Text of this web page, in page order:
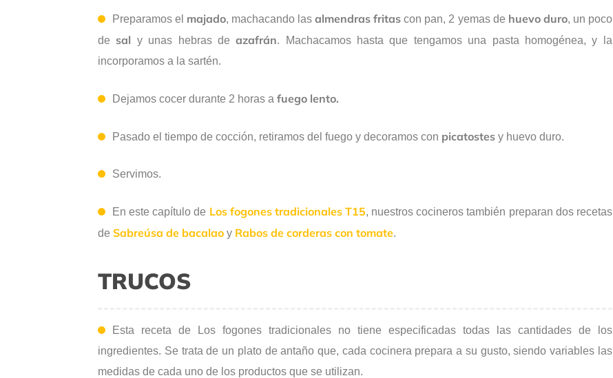
Preparamos el majado, machacando las almendras fritas con pan, 2 yemas de huevo duro, un poco
de sal y unas hebras deazafrán. Machacamos hasta que tengamos una pasta homogénea, y la
incorporamos a la sartén.
Dejamos cocer durante 2 horas a fuego lento.
Pasado el tiempo de cocción, retiramos del fuego y decoramos con picatostes y huevo duro.
Servimos.
En este capítulo de Los fogones tradicionales T15, nuestros cocineros también preparan dos recetas
de Sabreúsa de bacalao y Rabos de corderas con tomate.
TRUCOS
Esta receta de Los fogones tradicionales no tiene especificadas todas las cantidades de los
ingredientes. Se trata de un plato de antaño que, cada cocinera prepara a su gusto, siendo variables las
medidas de cada uno de los productos que se utilizan.